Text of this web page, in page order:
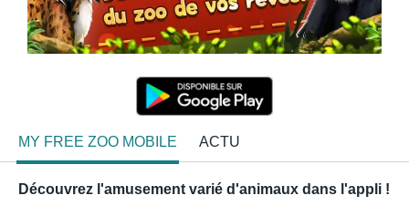
MY FREE ZOO MOBILE ACTU
Découvrez l'amusement varié d'animaux dans l'appli !